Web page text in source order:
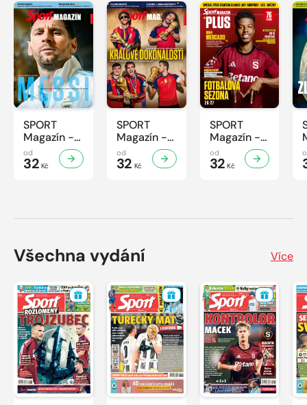
SPORT
Magazín -
32/2026
od
32 Kč
SPORT
Magazín -
31/2026
od
32 Kč
SPORT
Magazín -
30/2026
od
32 Kč
Všechna vydání Více